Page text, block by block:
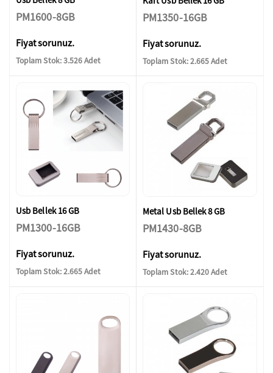
PM1600-8GB
Fiyat sorunuz.
Toplam Stok: 3.526 Adet
PM1350-16GB
Fiyat sorunuz.
Toplam Stok: 2.665 Adet
Usb Bellek 16 GB
PM1300-16GB
Fiyat sorunuz.
Toplam Stok: 2.665 Adet
Metal Usb Bellek 8 GB
PM1430-8GB
Fiyat sorunuz.
Toplam Stok: 2.420 Adet